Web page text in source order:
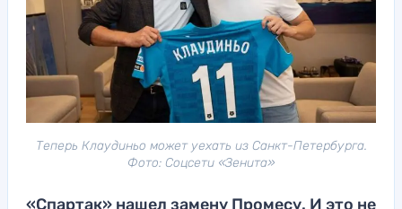
Теперь Клаудиньо может уехать из Санкт-Петербурга.
Фото: Соцсети «Зенита»
«Спартак» нашел замену Промесу. И это не